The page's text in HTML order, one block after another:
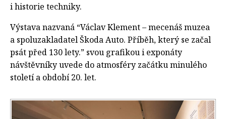
i historie techniky.
Výstava nazvaná “Václav Klement – mecenáš muzea
a spoluzakladatel Škoda Auto. Příběh, který se začal
psát před 130 lety.” svou grafikou i exponáty
návštěvníky uvede do atmosféry začátku minulého
století a období 20. let.